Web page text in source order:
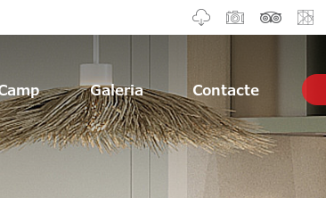
Galeria Contacte